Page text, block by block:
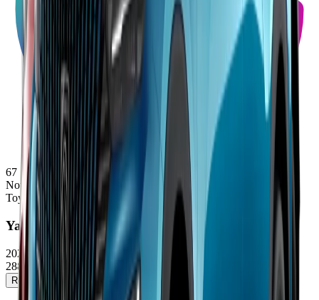
67
Note
Toyota
Yaris Cross
2025/2026
28800 - 36900 €
Réserver un essai Voir la fiche détaillée →